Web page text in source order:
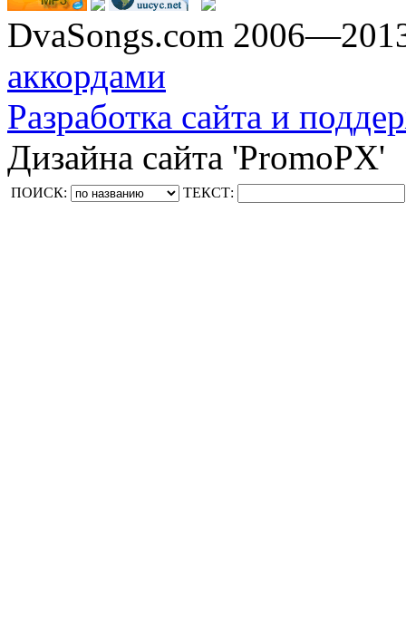
DvaSongs.com
аккордами
Разработка сайта и
Дизайна сайта 'PromoPX'
ПОИСК: ТЕКСТ: